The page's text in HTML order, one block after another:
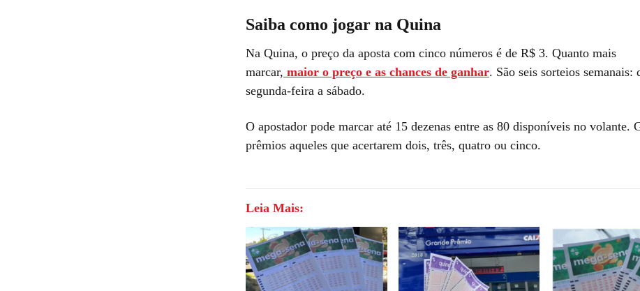
Saiba como jogar na Quina
Na Quina, o preço da aposta com cinco números é de R$ 3. Quanto mais
marcar, maior o preço e as chances de ganhar. São seis sorteios semanais:
segunda-feira a sábado.
O apostador pode marcar até 15 dezenas entre as 80 disponíveis no volante.
prêmios aqueles que acertarem dois, três, quatro ou cinco.
Leia Mais: